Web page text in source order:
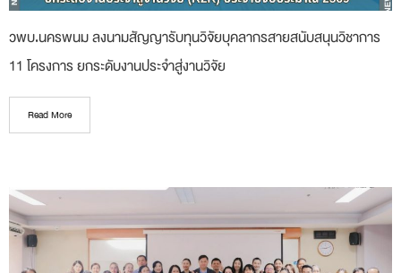
วพบ.นครพนม ลงนามสัญญารับทุนวิจัยบุคลากรสายสนับสนุนวิชาการ
11 โครงการ ยกระดับงานประจำสู่งานวิจัย
Read More